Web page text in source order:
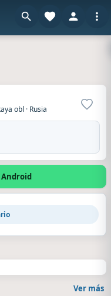
obl · Rusia
Android
Ver más